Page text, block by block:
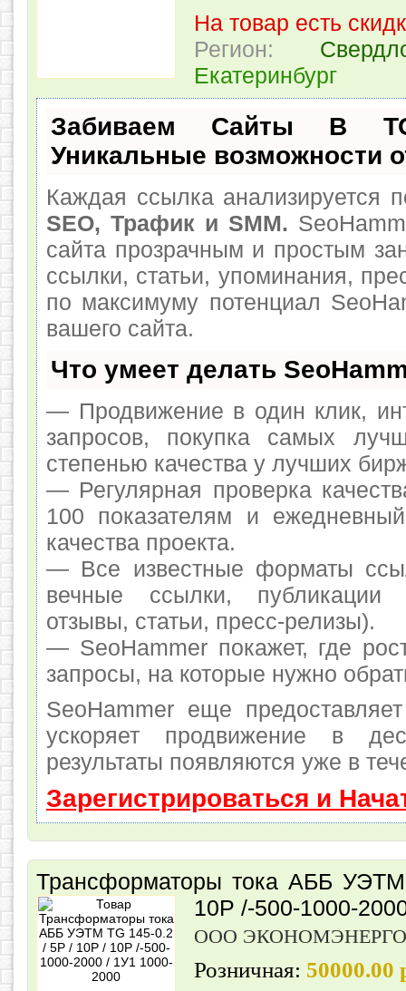
На товар есть
Регион:
Екатеринбург
Забиваем Сайты В
Уникальные возможности
Каждая ссылка анализируется
SEO, Трафик и SMM.
сайта прозрачным и простым
ссылки, статьи, упоминания,
по максимуму потенциал
вашего сайта.
Что умеет делать
— Продвижение в один клик,
запросов, покупка самых
степенью качества у лучших
— Регулярная проверка
100 показателям и
качества проекта.
— Все известные форматы
вечные ссылки, публикации
отзывы, статьи, пресс-релизы).
— SeoHammer покажет, где
запросы, на которые нужно
SeoHammer еще
ускоряет продвижение в
результаты появляются уже в
Зарегистрироваться и
Трансформаторы тока АББ
10P /-500-1000-
ООО ЭКОНОМЭНЕРГО
Розничная: 50000.00